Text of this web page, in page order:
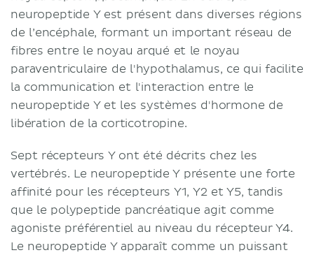
neuropeptide Y est présent dans diverses régions
de l’encéphale, formant un important réseau de
fibres entre le noyau arqué et le noyau
paraventriculaire de l'hypothalamus, ce qui facilite
la communication et l'interaction entre le
neuropeptide Y et les systèmes d'hormone de
libération de la corticotropine.
Sept récepteurs Y ont été décrits chez les
vertébrés. Le neuropeptide Y présente une forte
affinité pour les récepteurs Y1, Y2 et Y5, tandis
que le polypeptide pancréatique agit comme
agoniste préférentiel au niveau du récepteur Y4.
Le neuropeptide Y apparaît comme un puissant